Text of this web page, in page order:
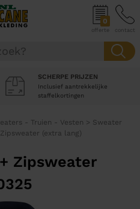
0
offerte contact
SCHERPE PRIJZEN
Inclusief aantrekkelijke
staffelkortingen
- Truien - Vesten > Sweater
(extra lang)
Zipsweater